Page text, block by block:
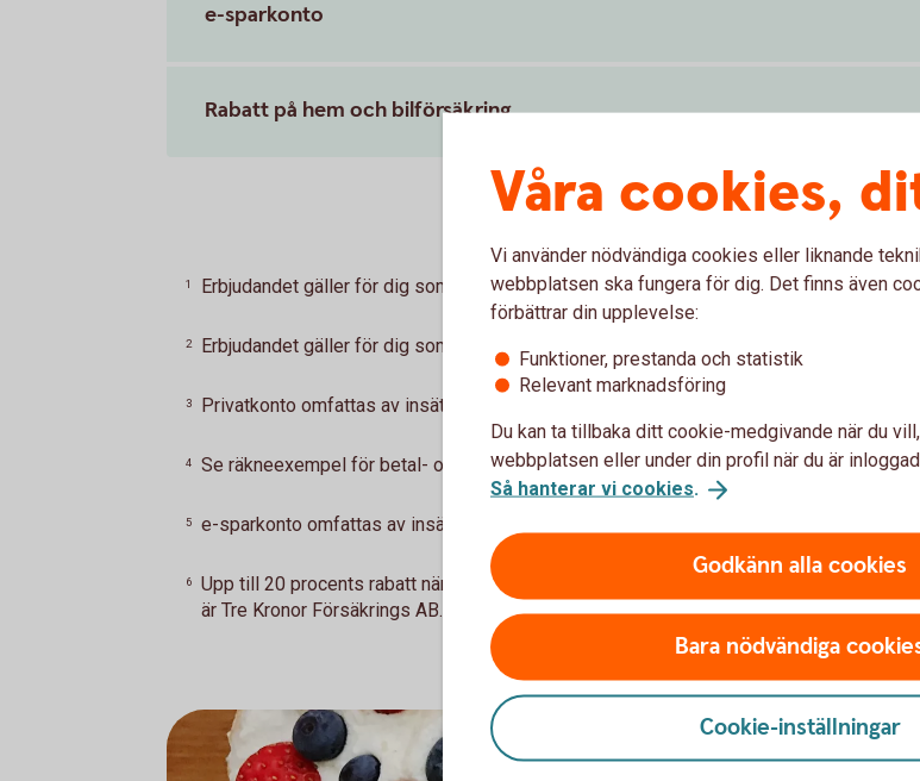
e-sparkonto
Rabatt på hem och bilförsäkring
Visa mer
1 Erbjudandet gäller för dig som är 18-21 år och/eller är student på högskola/
2 Erbjudandet gäller för dig som är 18-21 år eller är student på högskola/universitet
3 Privatkonto omfattas av insättningsgarantin, se nedan.
4 Se räkneexempel för betal- och kreditkort Mastercard nedan. Tillbaka
5 e-sparkonto omfattas av insättningsgarantin, se nedan.
6
Upp till 20 procents rabatt när du tecknar både bil- och hemförsäkring. Erbjudandet
är Tre Kronor Försäkrings AB.
Våra cookies,
Vi använder nödvändiga cookies eller liknande
webbplatsen ska fungera för dig. Det finns även
förbättrar din upplevelse:
Funktioner, prestanda och statistik
Relevant marknadsföring
Du kan ta tillbaka ditt cookie-medgivande när du
webbplatsen eller under din profil när du är
Så hanterar vi cookies.
Godkänn alla cookies
Bara nödvändiga
Cookie-inställningar